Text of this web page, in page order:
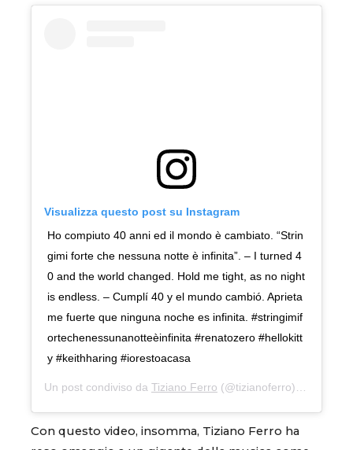
Visualizza questo post su Instagram
Ho compiuto 40 anni ed il mondo è cambiato. “Strin
gimi forte che nessuna notte è infinita”. – I turned 4
0 and the world changed. Hold me tight, as no night
is endless. – Cumplí 40 y el mundo cambió. Aprieta
me fuerte que ninguna noche es infinita. #stringimif
ortechenessunanotteèinfinita #renatozero #hellokitt
y #keithharing #iorestoacasa
Un post condiviso da Tiziano Ferro (@tizianoferro) in data:
Con questo video, insomma, Tiziano Ferro ha